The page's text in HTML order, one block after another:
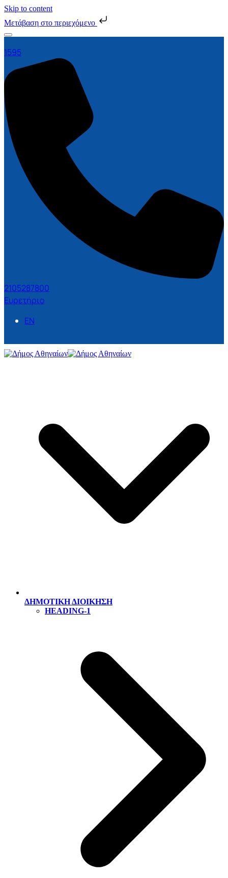
Skip to content
Μετάβαση στο περιεχόμενο
1595
2105287800
Ευρετήριο
EN
ΔΗΜΟΤΙΚΗ ΔΙΟΙΚΗΣΗ
HEADING-1